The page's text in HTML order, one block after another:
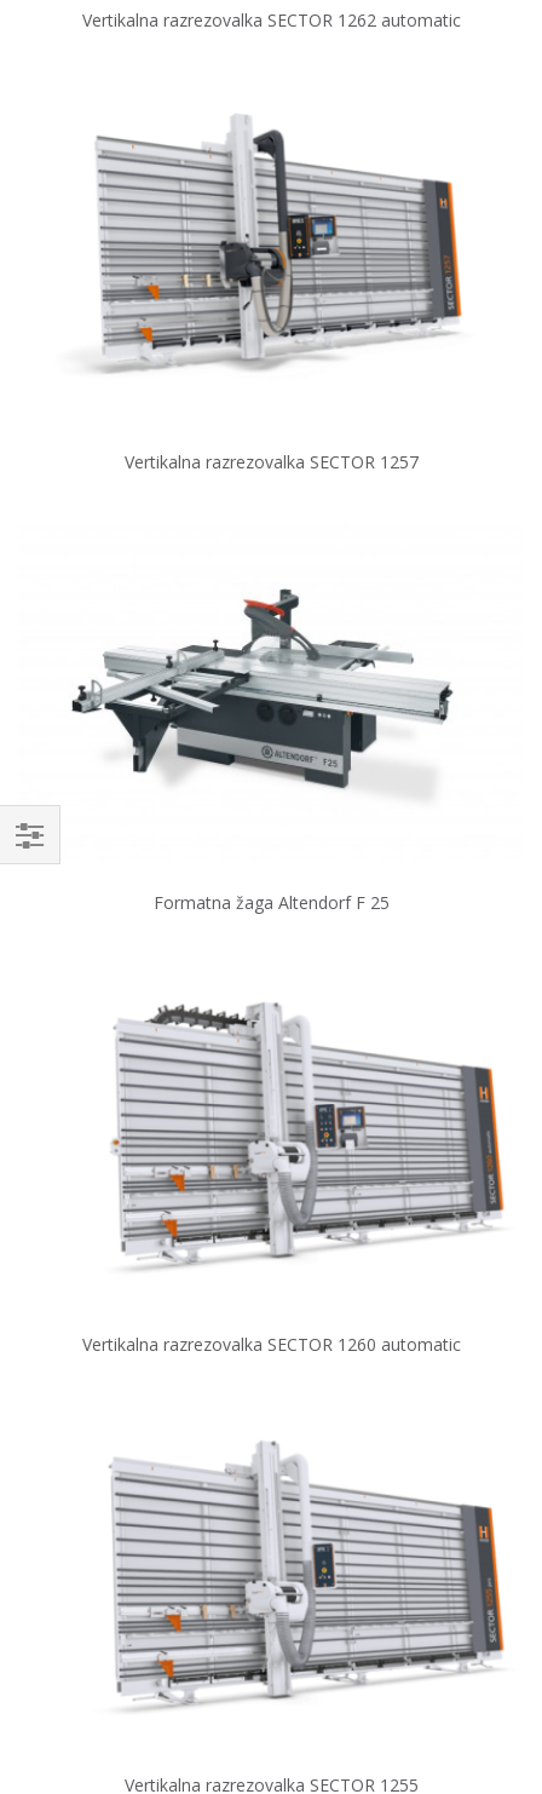
Vertikalna razrezovalka SECTOR 1262 automatic
Vertikalna razrezovalka SECTOR 1257
Formatna žaga Altendorf F 25
Vertikalna razrezovalka SECTOR 1260 automatic
Vertikalna razrezovalka SECTOR 1255